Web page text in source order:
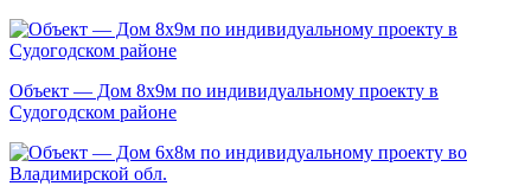
Объект — Дом 8х9м по индивидуальному проекту в
Судогодском районе